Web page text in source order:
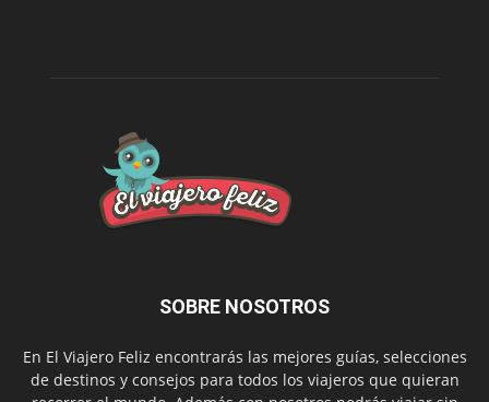
SOBRE NOSOTROS
En El Viajero Feliz encontrarás las mejores guías, selecciones
de destinos y consejos para todos los viajeros que quieran